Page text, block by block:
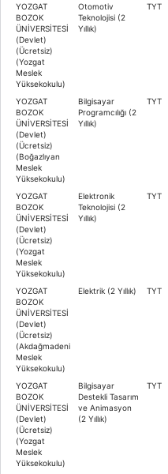
YOZGAT
BOZOK
ÜNİVERSİTESİ
(Devlet)
(Ücretsiz)
(Yozgat
Meslek
Yüksekokulu)
Otomotiv
Teknolojisi (2
Yıllık)
TYT
YOZGAT
BOZOK
ÜNİVERSİTESİ
(Devlet)
(Ücretsiz)
(Boğazlıyan
Meslek
Yüksekokulu)
Bilgisayar
Programcılığı (2
Yıllık)
TYT
YOZGAT
BOZOK
ÜNİVERSİTESİ
(Devlet)
(Ücretsiz)
(Yozgat
Meslek
Yüksekokulu)
Elektronik
Teknolojisi (2
Yıllık)
TYT
YOZGAT
BOZOK
ÜNİVERSİTESİ
(Devlet)
(Ücretsiz)
(Akdağmadeni
Meslek
Yüksekokulu)
Elektrik (2 Yıllık) TYT
YOZGAT
BOZOK
ÜNİVERSİTESİ
(Devlet)
(Ücretsiz)
(Yozgat
Meslek
Yüksekokulu)
Bilgisayar
Destekli Tasarım
ve Animasyon
(2 Yıllık)
TYT